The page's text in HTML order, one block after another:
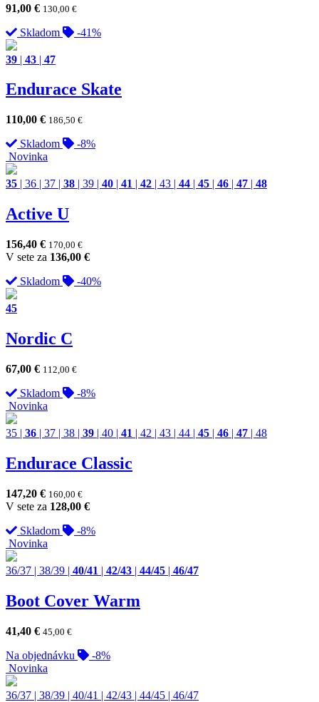
91,00 € 130,00 €
Skladom -41%
39 | 43 | 47
Endurace Skate
110,00 € 186,50 €
Skladom
-8%
Novinka
35 | 36 | 37 | 38 | 39 | 40 | 41 | 42 | 43 | 44 | 45 | 46 | 47 | 48
Active U
156,40 € 170,00 €
V sete za 136,00 €
Skladom
-40%
45
Nordic C
67,00 € 112,00 €
Skladom
-8%
Novinka
35 | 36 | 37 | 38 | 39 | 40 | 41 | 42 | 43 | 44 | 45 | 46 | 47 | 48
Endurace Classic
147,20 € 160,00 €
V sete za 128,00 €
Skladom
-8%
Novinka
36/37 | 38/39 | 40/41 | 42/43 | 44/45 | 46/47
Boot Cover Warm
41,40 € 45,00 €
Na objednávku
-8%
Novinka
36/37 | 38/39 | 40/41 | 42/43 | 44/45 | 46/47